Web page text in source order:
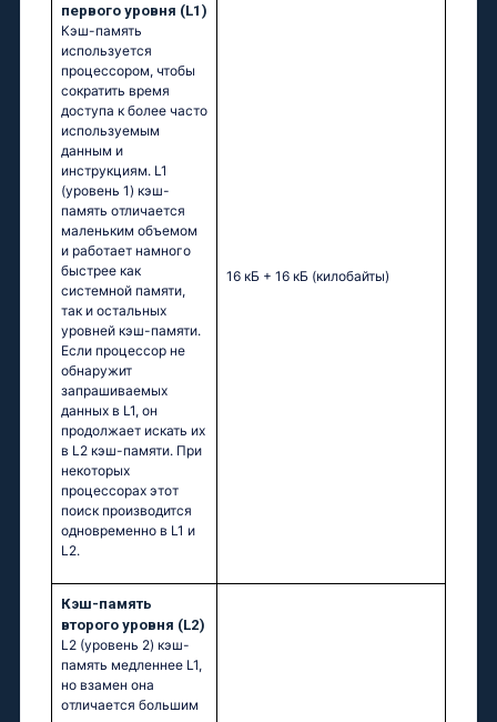
первого уровня (L1)
Кэш-память
используется
процессором, чтобы
сократить время
доступа к более часто
используемым
данным и
инструкциям. L1
(уровень 1) кэш-
память отличается
маленьким объемом
и работает намного
быстрее как
системной памяти,
так и остальных
уровней кэш-памяти.
Если процессор не
обнаружит
запрашиваемых
данных в L1, он
продолжает искать их
в L2 кэш-памяти. При
некоторых
процессорах этот
поиск производится
одновременно в L1 и
L2.
16 кБ + 16 кБ (килобайты)
Кэш-память
второго уровня (L2)
L2 (уровень 2) кэш-
память медленнее L1,
но взамен она
отличается большим